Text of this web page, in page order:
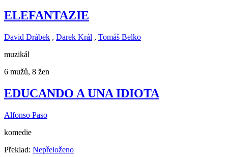
ELEFANTAZIE
David Drábek , Darek Král , Tomáš Belko
muzikál
6 mužů, 8 žen
EDUCANDO A UNA IDIOTA
Alfonso Paso
komedie
Překlad: Nepřeloženo